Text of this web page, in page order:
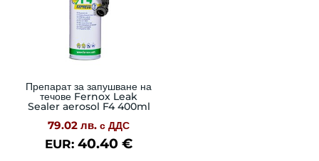
Препарат за запушване на
течове Fernox Leak
Sealer aerosol F4 400ml
79.02лв. с ДДС
EUR:40.40€